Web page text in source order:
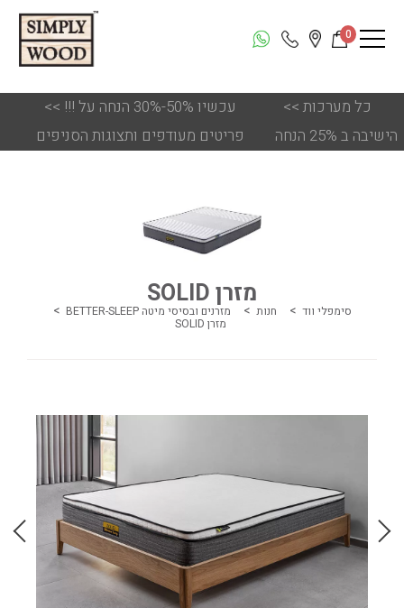
0
<< !!! עכשיו 50%-30% הנחה על
פריטים מעודפים ותצוגות הסניפים
<< כל מערכות
הישיבה ב 25% הנחה
מזרן SOLID
סימפלי ווד חנות מזרנים ובסיסי מיטה BETTER-SLEEP
מזרן SOLID